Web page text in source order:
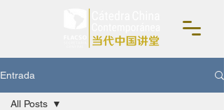
Entrada
All Posts